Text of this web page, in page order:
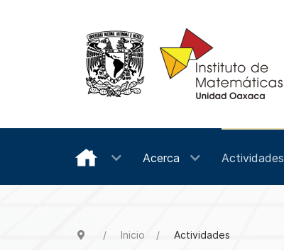
Acerca Actividades
Inicio Actividades